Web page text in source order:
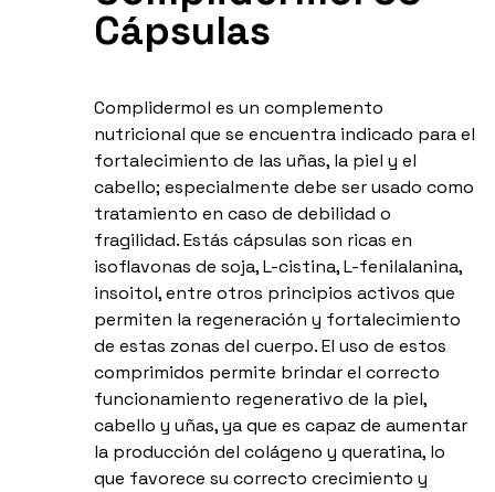
Cápsulas
Complidermol es un complemento
nutricional que se encuentra indicado para el
fortalecimiento de las uñas, la piel y el
cabello; especialmente debe ser usado como
tratamiento en caso de debilidad o
fragilidad. Estás cápsulas son ricas en
isoflavonas de soja, L-cistina, L-fenilalanina,
insoitol, entre otros principios activos que
permiten la regeneración y fortalecimiento
de estas zonas del cuerpo. El uso de estos
comprimidos permite brindar el correcto
funcionamiento regenerativo de la piel,
cabello y uñas, ya que es capaz de aumentar
la producción del colágeno y queratina, lo
que favorece su correcto crecimiento y